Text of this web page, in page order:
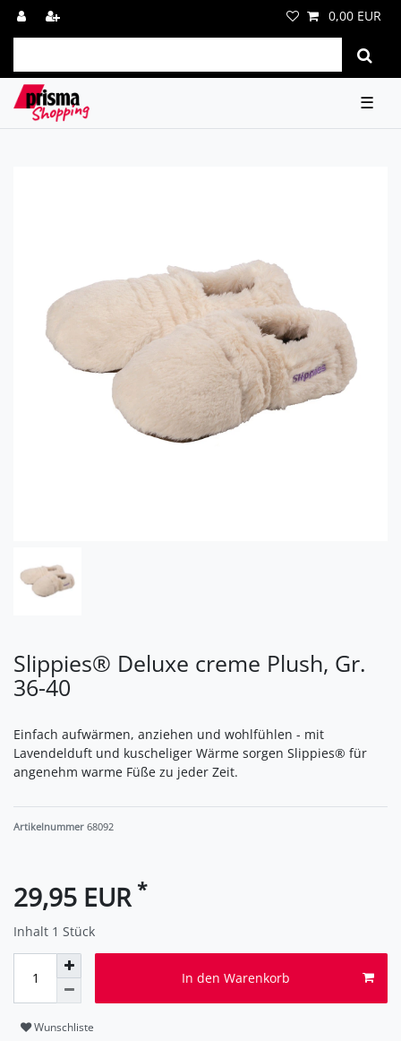
0,00 EUR
☰
Slippies® Deluxe creme Plush, Gr.
36-40
Einfach aufwärmen, anziehen und wohlfühlen - mit
Lavendelduft und kuscheliger Wärme sorgen Slippies® für
angenehm warme Füße zu jeder Zeit.
Artikelnummer 68092
29,95 EUR *
Inhalt 1 Stück
In den Warenkorb
Wunschliste